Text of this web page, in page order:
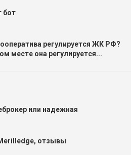
бот
регулируется ЖК РФ?
месте она регулируется...
или надежная
отзывы